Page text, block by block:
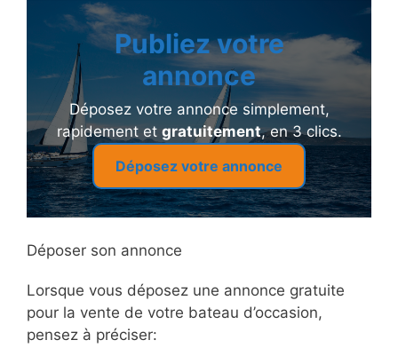
Publiez votre
annonce
Déposez votre annonce simplement,
rapidement et gratuitement, en 3 clics.
Déposez votre annonce
Déposer son annonce
Lorsque vous déposez une annonce gratuite
pour la vente de votre bateau d’occasion,
pensez à préciser: